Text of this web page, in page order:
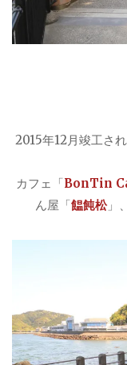
2015年12月竣工さ
カフェ「BonTin
ん屋「饂飩松」